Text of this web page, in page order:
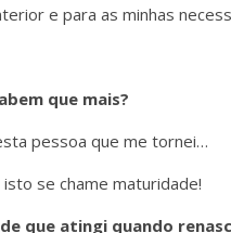
e para as minhas
que mais?
pessoa que me tornei…
se chame maturidade!
que atingi quando